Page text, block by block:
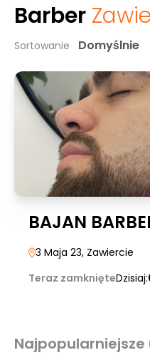
Barber
Sortowanie Domyślnie
BAJAN
3 Maja 23, Zawiercie
Teraz zamknięteDzisiaj:
Najpopularniejsze